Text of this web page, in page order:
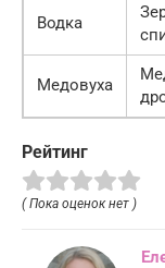
Водка
Медовуха
Рейтинг
( Пока оценок нет )